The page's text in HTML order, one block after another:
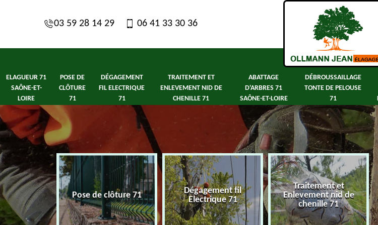
03 59 28 14 29 06 41 33 30 36
ELAGUEUR 71
SAÔNE-ET-
LOIRE
POSE DE
CLÔTURE
71
DÉGAGEMENT
FIL ELECTRIQUE
71
TRAITEMENT ET
ENLEVEMENT NID DE
CHENILLE 71
ABATTAGE
D'ARBRES 71
SAÔNE-ET-LOIRE
DÉBROUSSAILLAGE
TONTE DE PELOUSE
71
Saône-et-
Pose de clôture 71
Dégagement fil
Electrique 71
Traitement et
Enlevement nid de
chenille 71